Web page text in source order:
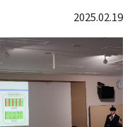
2025.02.19